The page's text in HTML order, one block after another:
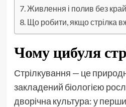
Живлення і полив без
Що робити, якщо стрілка
Чому цибуля
Стрілкування — це
закладений біологією
дворічна культура: у